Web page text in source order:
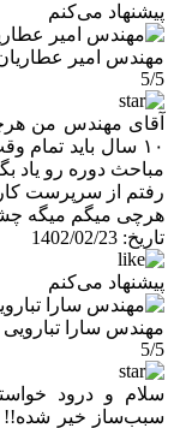
پیشنهاد می‌کنم
مهندس امیر
5/5
آقای مهندس من
۱۰ سال باید تمام
رفتم از سرپرست
هرچی میگم میگه
تاریخ: 1402/02/23
پیشنهاد می‌کنم
مهندس سارا تبارویی
5/5
سلام و درود